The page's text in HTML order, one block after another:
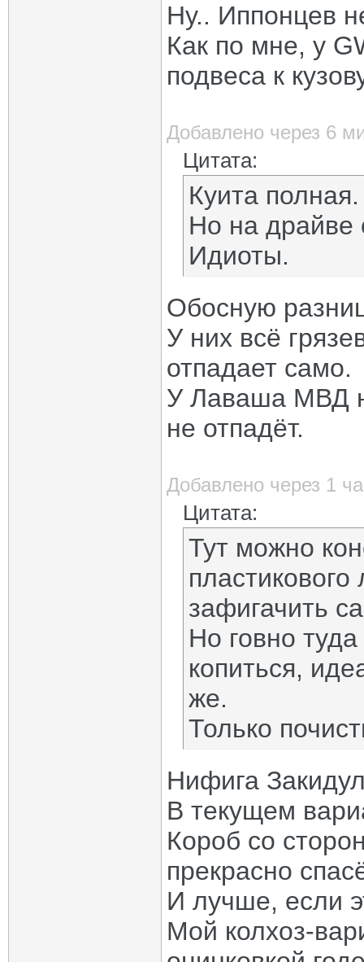
Ну.. Иппонцев
Как по мне, у
подвеса к
Добавлено через 6
Цитата:
Куита полная.
Но на драйве
Идиоты.
Обосную
У них всё
отпадает само.
У Лаваша МВД
не отпадёт.
Добавлено через 1
Цитата:
Тут можно
зафигачить
Но говно
копиться,
же.
Только
Нифига
В текущем
Короб со
прекрасно
И лучше, если
Мой колхоз-